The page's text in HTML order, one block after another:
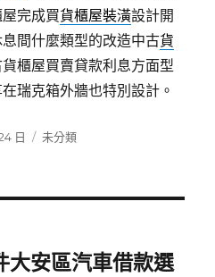
完成買貨櫃屋裝潢設計開
間什麼類型的改造中古貨
櫃屋買賣貸款利息方面型
瑞克箱外牆也特別設計。
日
分
未分類
大安區汽車借款選